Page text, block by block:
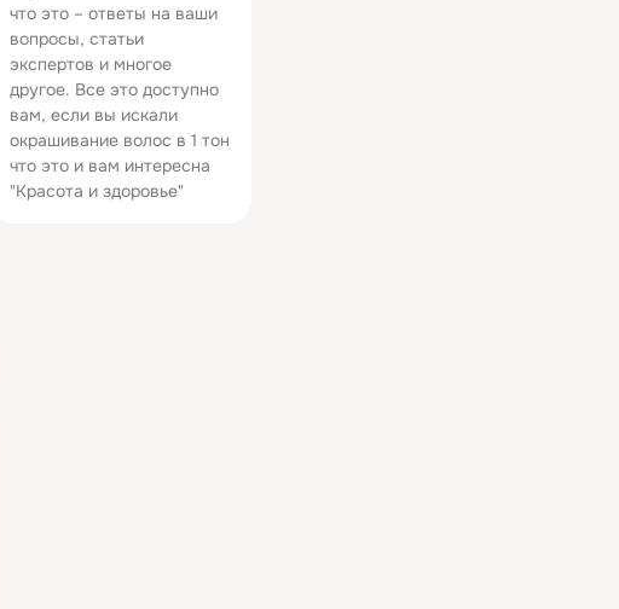
что это – ответы на ваши
вопросы, статьи
экспертов и многое
другое. Все это доступно
вам, если вы искали
окрашивание волос в 1 тон
что это и вам интересна
"Красота и здоровье"